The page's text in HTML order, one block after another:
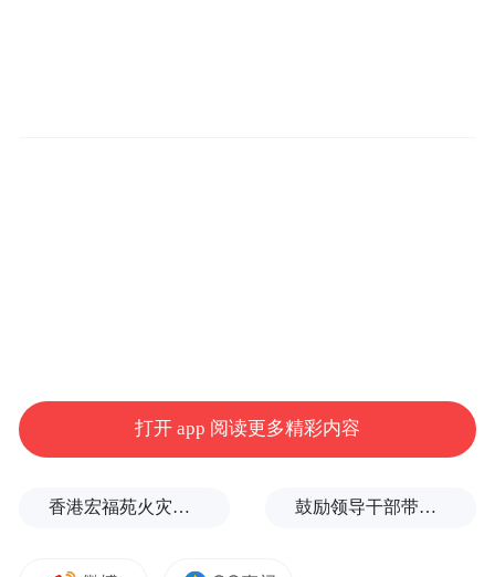
打开 app 阅读更多精彩内容
香港宏福苑火灾跨部门调查最终报告：大火或由烟头引起 鼓励领导干部带头休假之后又撤回文件，到底什么意思嘛？